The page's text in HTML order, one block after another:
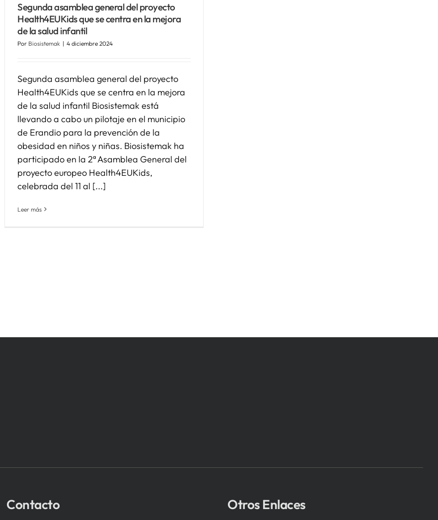
Segunda asamblea general del proyecto
Health4EUKids que se centra en la mejora
de la salud infantil
Por Biosistemak | 4 diciembre 2024
Segunda asamblea general del proyecto
Health4EUKids que se centra en la mejora
de la salud infantil Biosistemak está
llevando a cabo un pilotaje en el municipio
de Erandio para la prevención de la
obesidad en niños y niñas. Biosistemak ha
participado en la 2ª Asamblea General del
proyecto europeo Health4EUKids,
celebrada del 11 al [...]
Leer más
Contacto Otros Enlaces